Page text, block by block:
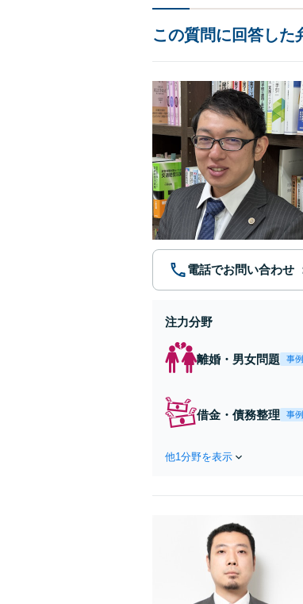
この質問に回答した
電話でお問い合わせ
注力分野
離婚・男女問題 事
借金・債務整理 事
他1分野を表示